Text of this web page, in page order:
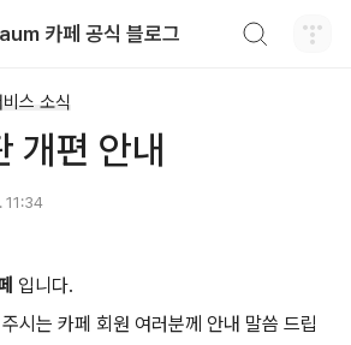
카페 공식 블로그
스 소식
개편 안내
11:34
입니다.
시는 카페 회원 여러분께 안내 말씀 드립